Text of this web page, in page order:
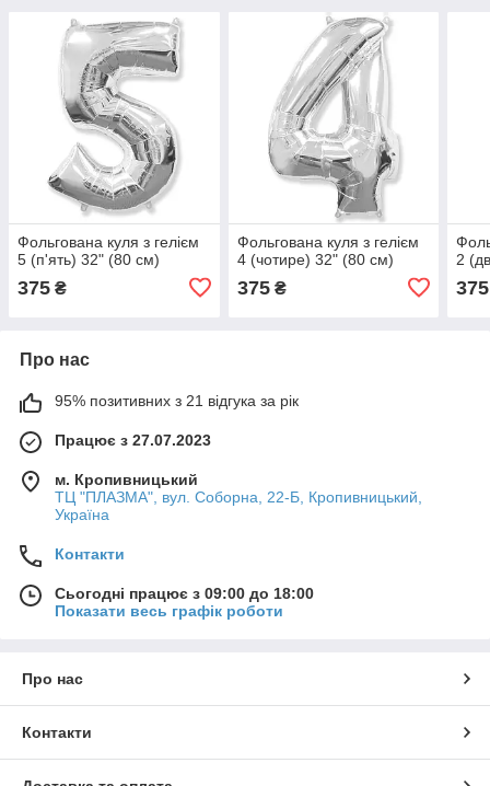
Фольгована куля з гелієм
5 (п'ять) 32" (80 см)
375 ₴
Фольгована куля з гелієм
4 (чотире) 32" (80 см)
375₴
2
375
Про нас
95% позитивних з 21 відгука за рік
Працює з 27.07.2023
м. Кропивницький
ТЦ "ПЛАЗМА", вул. Соборна, 22-Б, Кропивницький,
Україна
Контакти
Сьогодні працює з 09:00 до 18:00
Показати весь графік роботи
Про нас
Контакти